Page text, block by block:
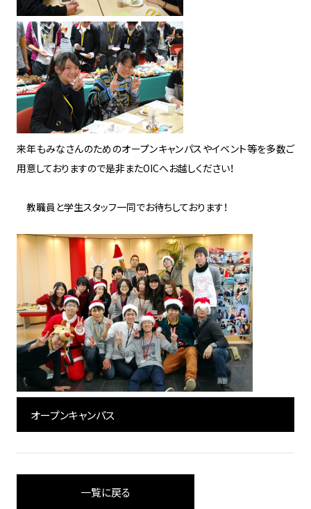
来年もみなさんのためのオープンキャンパスやイベント等を多数ご
用意しておりますので是非またOICへお越しください！
教職員と学生スタッフ一同でお待ちしております！
オープンキャンパス
一覧に戻る